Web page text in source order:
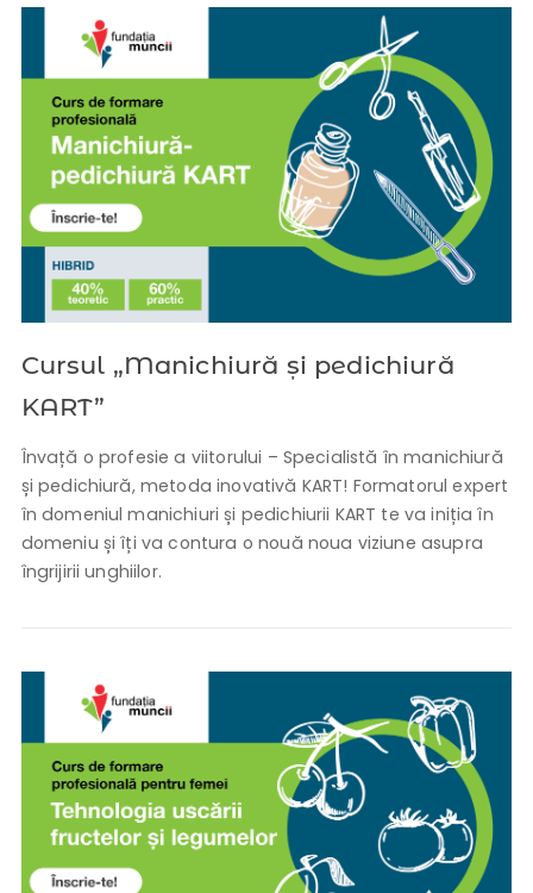
Cursul „Manichiură și pedichiură
KART”
Învață o profesie a viitorului – Specialistă în manichiură
și pedichiură, metoda inovativă KART! Formatorul expert
în domeniul manichiuri și pedichiurii KART te va iniția în
domeniu și îți va contura o nouă noua viziune asupra
îngrijirii unghiilor.